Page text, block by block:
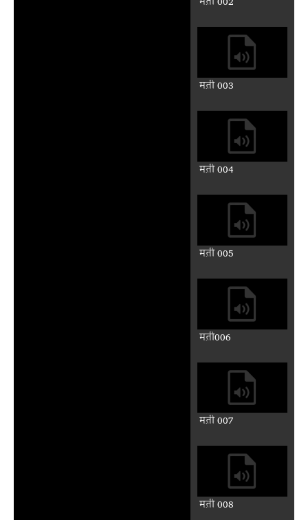
मत़ी 003
मत़ी 004
मत़ी 005
मत़ी006
मत़ी 007
मत़ी 008